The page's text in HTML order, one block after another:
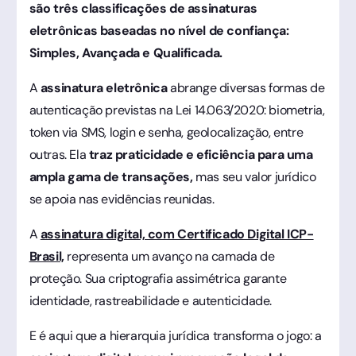
são três classificações de assinaturas
eletrônicas baseadas no nível de confiança:
Simples, Avançada e Qualificada.
Aassinatura eletrônicaabrange diversas formas de
autenticação previstas na Lei 14.063/2020: biometria,
token via SMS, login e senha, geolocalização, entre
outras. Elatraz praticidade e eficiência para uma
ampla gama de transações,mas seu valor jurídico
se apoia nas evidências reunidas.
Aassinatura digital, com Certificado Digital ICP-
Brasil, representa um avanço na camada de
proteção. Sua criptografia assimétrica garante
identidade, rastreabilidade e autenticidade.
E é aqui que a hierarquia jurídica transforma o jogo: a